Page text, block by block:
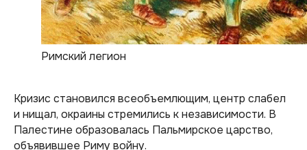
Римский легион
Кризис становился всеобъемлющим, центр слабел
и нищал, окраины стремились к независимости. В
Палестине образовалась Пальмирское царство,
объявившее Риму войну.